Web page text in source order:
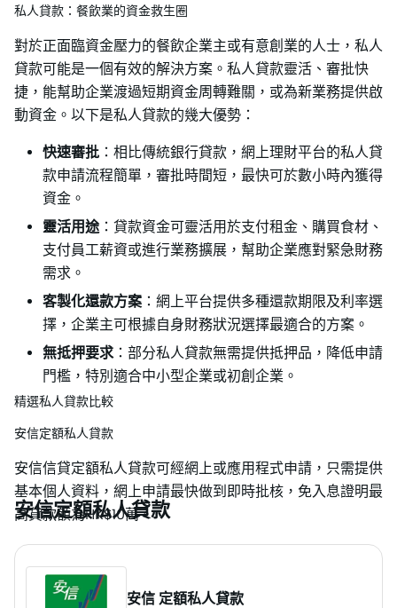
私人貸款：餐飲業的資金救生圈
對於正面臨資金壓力的餐飲企業主或有意創業的人士，私人
貸款可能是一個有效的解決方案。私人貸款靈活、審批快
捷，能幫助企業渡過短期資金周轉難關，或為新業務提供啟
動資金。以下是私人貸款的幾大優勢：
快速審批 ：相比傳統銀行貸款，網上理財平台的私人貸
款申請流程簡單，審批時間短，最快可於數小時內獲得
資金。
靈活用途 ：貸款資金可靈活用於支付租金、購買食材、
支付員工薪資或進行業務擴展，幫助企業應對緊急財務
需求。
客製化還款方案 ：網上平台提供多種還款期限及利率選
擇，企業主可根據自身財務狀況選擇最適合的方案。
無抵押要求：部分私人貸款無需提供抵押品，降低申請
門檻，特別適合中小型企業或初創企業。
精選私人貸款比較
安信定額私人貸款
安信信貸定額私人貸款可經網上或應用程式申請，只需提供
基本個人資料，網上申請最快做到即時批核，免入息證明最
高貸款額為HK$10萬。
安信定額私人貸款
安信 定額私人貸款